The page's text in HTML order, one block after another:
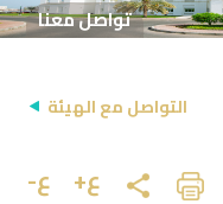
تواصل معنا
التواصل مع الهيئة
ع+ ع-